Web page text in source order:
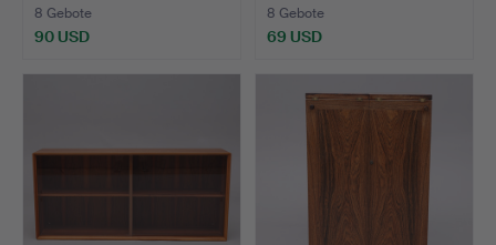
8 Gebote
90 USD
8 Gebote
69 USD